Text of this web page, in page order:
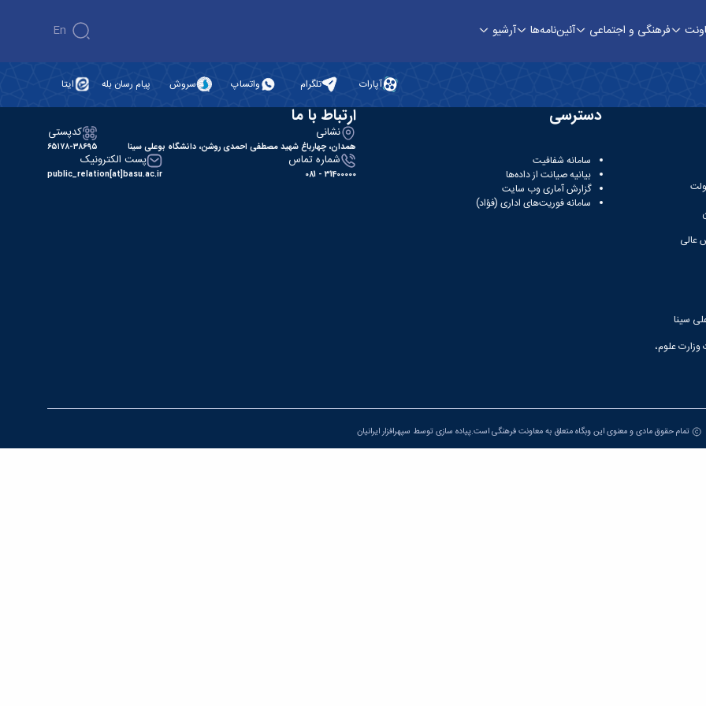
فرهنگی و اجتماعی آئین‌نامه‌ها آرشیو En
آپارات تلگرام واتساپ سروش پیام رسان بله ایتا
عالی
سینا
علوم،
دسترسی
سامانه شفافیت
بیانیه صیانت از داده‌ها
گزارش آماری وب‌ سایت
سامانه فوریت‌های اداری (فؤاد)
ارتباط با ما
نشانی
همدان، چهارباغ شهید مصطفی احمدی روشن، دانشگاه بوعلی سینا
کدپستی
۶۵۱۷۸-۳۸۶۹۵
شماره تماس
31400000 - 081
پست الکترونیک
public_relation[at]basu.ac.ir
تمام حقوق مادی و معنوی این وبگاه متعلق به معاونت فرهنگی است.پیاده سازی توسط سپهرافزار ایرانیان